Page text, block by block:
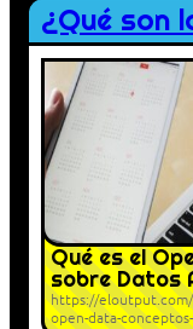
¿Qué son
Qué es el
sobre Datos
https://eloutput.com/
open-data-